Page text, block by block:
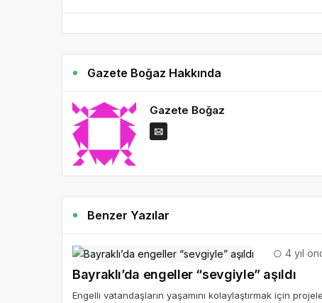
Gazete Boğaz Hakkında
Gazete Boğaz
Benzer Yazılar
4 yıl
Bayraklı’da engeller “sevgiyle” aşıldı
Engelli vatandaşların yaşamını kolaylaştırmak için